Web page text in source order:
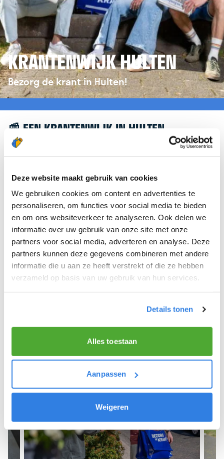
Deze website maakt gebruik van cookies
We gebruiken cookies om content en advertenties te
personaliseren, om functies voor social media te bieden
en om ons websiteverkeer te analyseren. Ook delen we
informatie over uw gebruik van onze site met onze
partners voor social media, adverteren en analyse. Deze
partners kunnen deze gegevens combineren met andere
informatie die u aan ze heeft verstrekt of die ze hebben
verzameld op basis van uw gebruik van hun services.
Details tonen
Alles toestaan
Aanpassen
Weigeren
KRANTENWIJK HULTEN
Bezorg de krant in Hulten!
📰 EEN KRANTENWIJK IN HULTEN
Leuk dat je geïnteresseerd bent in een
verwijzen we je graag door naar de website van
krantenbezorgen.nl . Daar kun je je eenvoudig
aanmelden om de krant te bezorgen in Hulten.
We hopen dat je snel aan de slag kunt en wensen
je veel succes! 🚴‍♂️💨
Meld je aan als krantenbezorger!